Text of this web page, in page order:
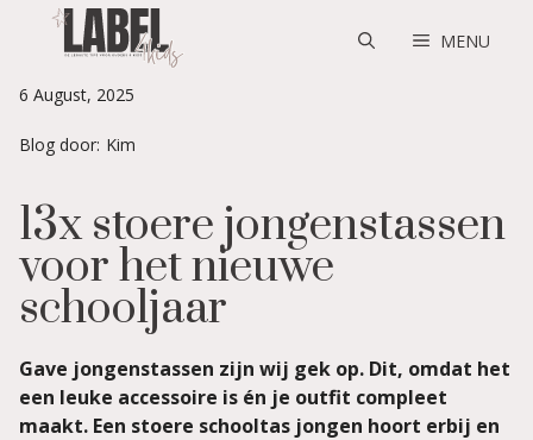
MENU
6 August, 2025
Blog door: Kim
13x stoere jongenstassen
voor het nieuwe
schooljaar
Gave jongenstassen zijn wij gek op. Dit, omdat het
een leuke accessoire is én je outfit compleet
maakt. Een stoere schooltas jongen hoort erbij en